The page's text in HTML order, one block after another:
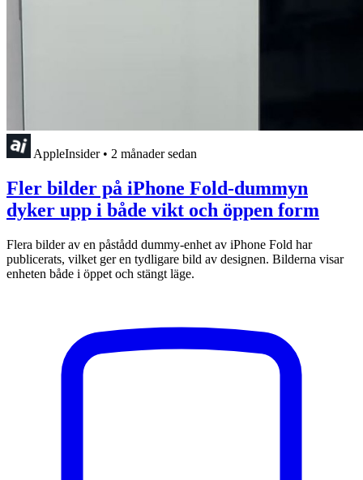
AppleInsider • 2 månader sedan
Fler bilder på iPhone Fold-dummyn
dyker upp i både vikt och öppen form
Flera bilder av en påstådd dummy-enhet av iPhone Fold har
publicerats, vilket ger en tydligare bild av designen. Bilderna visar
enheten både i öppet och stängt läge.